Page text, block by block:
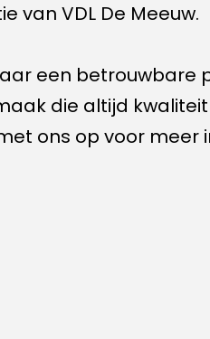
van VDL De Meeuw.
een betrouwbare
die altijd
ons op voor meer